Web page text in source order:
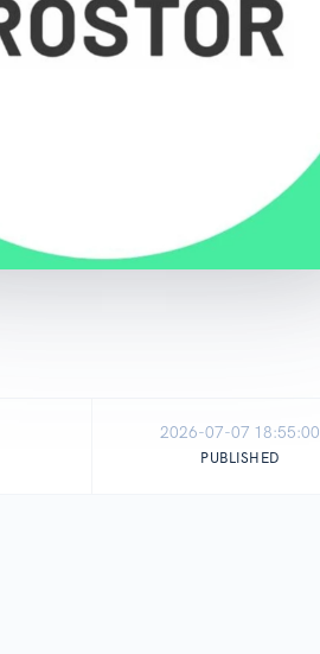
2026-07-07 18:55:00
PUBLISHED